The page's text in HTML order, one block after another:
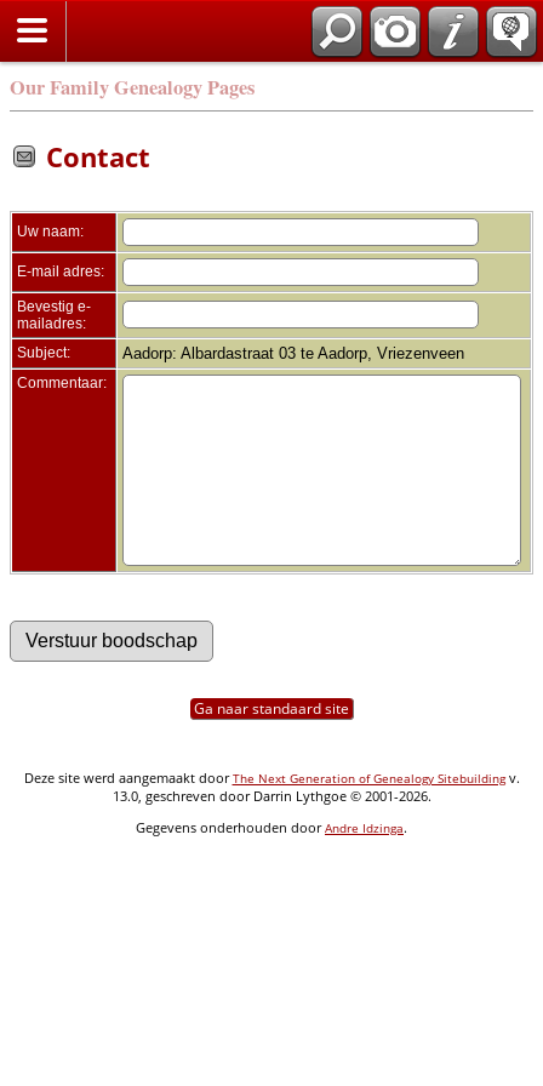
Our Family Genealogy Pages
Contact
Uw naam:
E-mail adres:
Bevestig e-
mailadres:
Subject:
Aadorp: Albardastraat 03 te Aadorp, Vriezenveen
Commentaar:
Ga naar standaard site
Deze site werd aangemaakt doorThe Next Generation of Genealogy Sitebuildingv.
13.0, geschreven door Darrin Lythgoe © 2001-2026.
Gegevens onderhouden doorAndre Idzinga.